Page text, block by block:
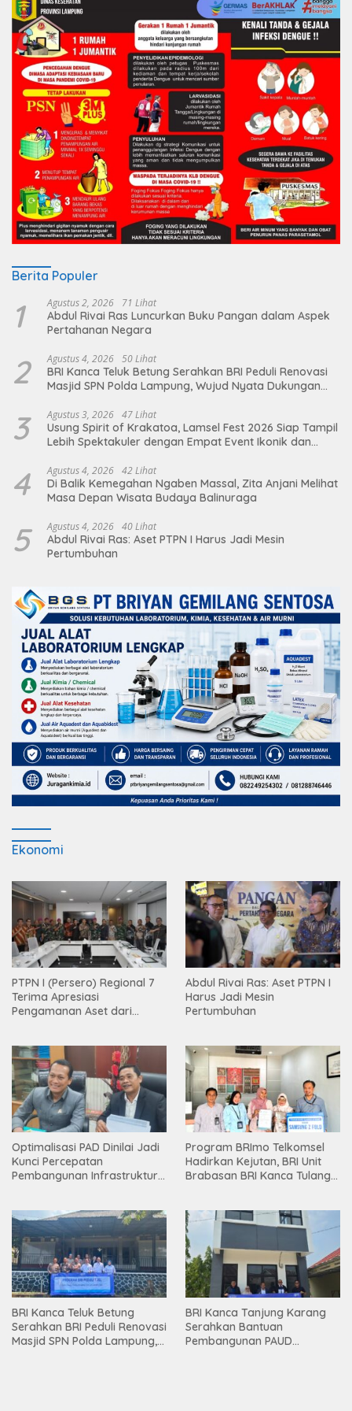
Berita Populer
1 Agustus 2, 2026 71 Lihat
Abdul Rivai Ras Luncurkan Buku Pangan dalam Aspek
Pertahanan Negara
2 Agustus 4, 2026 50 Lihat
BRI Kanca Teluk Betung Serahkan BRI Peduli Renovasi
Masjid SPN Polda Lampung, Wujud Nyata Dukungan
3 Agustus 3, 2026 47 Lihat
Usung Spirit of Krakatoa, Lamsel Fest 2026 Siap Tampil
Lebih Spektakuler dengan Empat Event Ikonik dan
4 Agustus 4, 2026 42 Lihat
Di Balik Kemegahan Ngaben Massal, Zita Anjani Melihat
Masa Depan Wisata Budaya Balinuraga
5 Agustus 4, 2026 40 Lihat
Abdul Rivai Ras: Aset PTPN I Harus Jadi Mesin
Pertumbuhan
Ekonomi
PTPN I (Persero) Regional 7
Terima Apresiasi
Pengamanan Aset dari
Abdul Rivai Ras: Aset PTPN I
Harus Jadi Mesin
Pertumbuhan
Optimalisasi PAD Dinilai Jadi
Kunci Percepatan
Pembangunan Infrastruktur
Program BRImo Telkomsel
Hadirkan Kejutan, BRI Unit
Brabasan BRI Kanca Tulang
Mesuji
BRI Kanca Teluk Betung
Serahkan BRI Peduli Renovasi
Masjid SPN Polda Lampung,
BRI Kanca Tanjung Karang
Serahkan Bantuan
Pembangunan PAUD